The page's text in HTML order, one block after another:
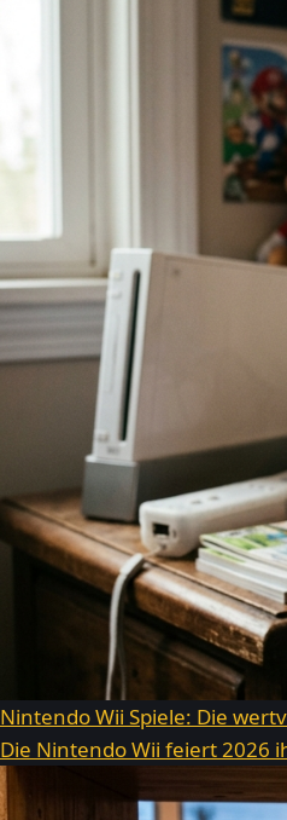
Nintendo Wii Spiele: Die
Die Nintendo Wii feiert 2026